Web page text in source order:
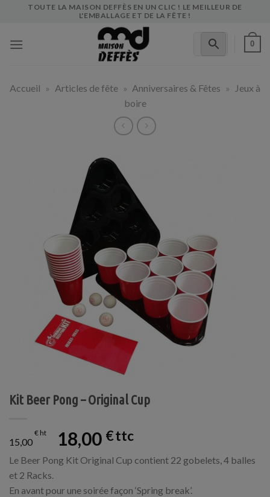
TOUTE LA MAISON DEFFÈS EN UN CLIC ! LE MEILLEUR DE
L'EMBALLAGE ET DE LA FÊTE !
0
Accueil » Articles de fête » Anniversaires & Fêtes »
Jeux à
boire
Kit Beer Pong – Original Cup
15,00
€ 18,00 €
Le Beer Pong Kit Original Cup contient 22 gobelets, 4 balles
et 2 Racks.
En avant pour une soirée façon ‘Spring break’.